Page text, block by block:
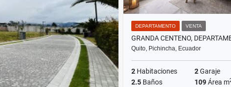
DEPARTAMENTO VENTA
Quito, Pichincha, Ecuador
2 Habitaciones 2Garaje
2.5 Baños 109Área m